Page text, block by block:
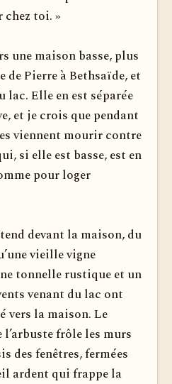
chez toi. »
une maison basse, plus
de Pierre à Bethsaïde, et
lac. Elle en est séparée
et je crois que pendant
viennent mourir contre
si elle est basse, est en
pour loger
devant la maison, du
vieille vigne
tonnelle rus­tique et un
venant du lac ont
vers la maison. Le
frôle les murs
des fenêtres, fermées
ardent qui frappe la